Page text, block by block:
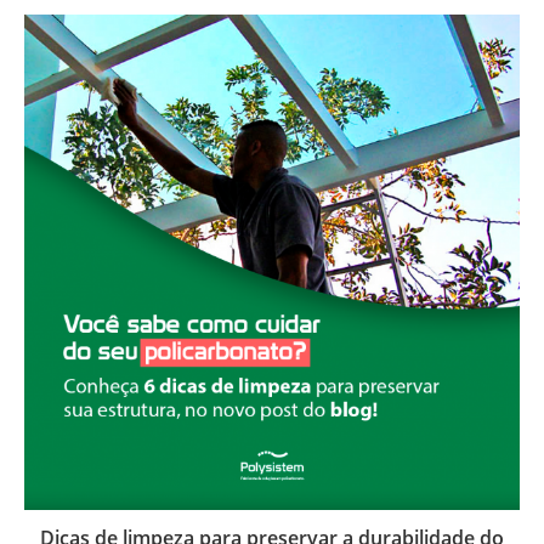
Dicas de limpeza para preservar a durabilidade do